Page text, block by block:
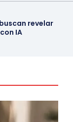
revelar
IA